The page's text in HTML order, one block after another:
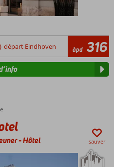
départ Eindhoven àpd 316
-Hôtel sauver